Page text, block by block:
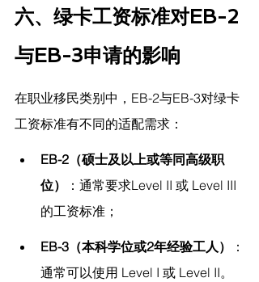
六、绿卡工资标准对EB-2
与EB-3申请的影响
在职业移民类别中，EB-2与EB-3对绿卡
工资标准有不同的适配需求：
EB-2（硕士及以上或等同高级职
位）
：通常要求Level II 或 Level III
的工资标准；
EB-3（本科学位或2年经验工人）
：
通常可以使用 Level I 或 Level II。